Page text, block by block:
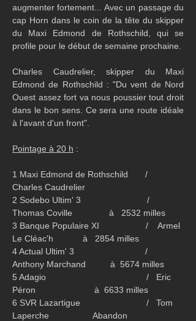
augmenter fortement... Avec un passage du
cap Horn dans le coin de la tête du skipper
du Maxi Edmond de Rothschild, qui se
profile pour le début de semaine prochaine.
Charles Caudrelier, skipper du Maxi
Edmond de Rothschild : "Du vent de Nord
Ouest assez fort va nous poussier tout droit
dans le bon sens. Ce sera une route idéale
à l'avant d'un front".
Pointage à 20 h :
1 Maxi Edmond de Rothschild       /
Charles Caudrelier
2 Sodebo Ultim' 3                           /
Thomas Coville               à   2532 milles
3 Banque Populaire XI                   /    Armel
Le Cléac'h            à   2854 milles
4 Actual Ultim' 3                             /
Anthony Marchand          à  5674 milles
5 Adagio                                         /   Eric
Péron                        à  6633 milles
6 SVR Lazartigue                           /   Tom
Laperche                  Abandon